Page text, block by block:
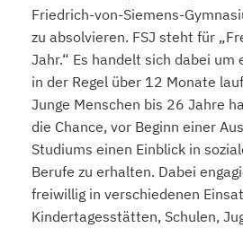
Friedrich-von-Siemens-
zu absolvieren. FSJ steht für
Jahr.“ Es handelt sich dabei
in der Regel über 12 Monate
Junge Menschen bis 26 Jahre
die Chance, vor Beginn einer
Studiums einen Einblick in
Berufe zu erhalten. Dabei
freiwillig in verschiedenen
Kindertagesstätten, Schulen,